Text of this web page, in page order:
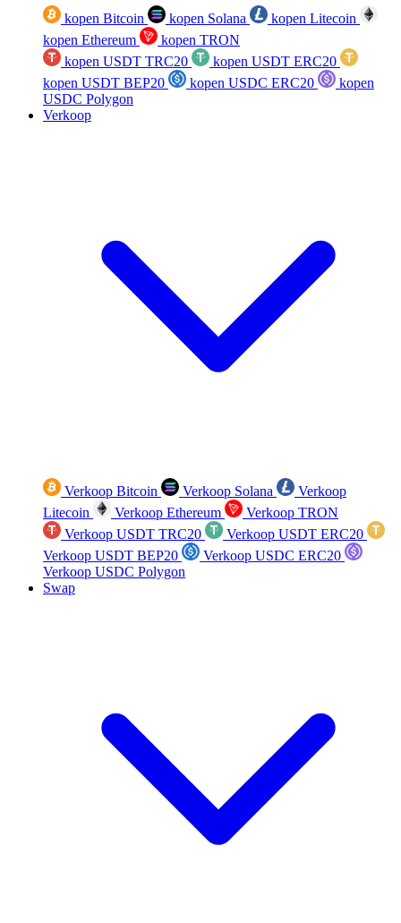
kopen Bitcoin kopen Solana
kopen Litecoin
kopen Ethereum
kopen TRON
kopen USDT TRC20
kopen USDT ERC20
kopen USDT BEP20
kopen USDC ERC20
kopen
USDC Polygon
Verkoop
Verkoop Bitcoin Verkoop Solana
Verkoop
Litecoin
Verkoop Ethereum
Verkoop TRON
Verkoop USDT TRC20
Verkoop USDT ERC20
Verkoop USDT BEP20
Verkoop USDC ERC20
Verkoop USDC Polygon
Swap